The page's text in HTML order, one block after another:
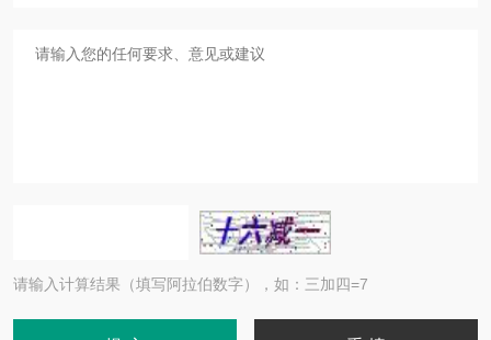
请输入计算结果（填写阿拉伯数字），如：三加四=7